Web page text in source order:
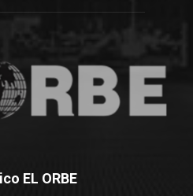
EL ORBE